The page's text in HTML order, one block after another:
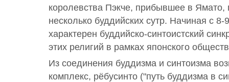
королевства Пэкче, прибывшее в
несколько буддийских сутр. Начиная с
характерен буддийско-синтоистский
этих религий в рамках японского
Из соединения буддизма и синтоизма
комплекс, рёбусинто ("путь буддизма в